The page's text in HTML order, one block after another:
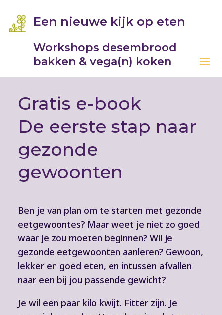
Een nieuwe kijk op eten
Workshops desembrood
bakken & vega(n) koken
Gratis e-book
De eerste stap naar
gezonde
gewoonten
Ben je van plan om te starten met gezonde
eetgewoontes? Maar weet je niet zo goed
waar je zou moeten beginnen? Wil je
gezonde eetgewoonten aanleren? Gewoon,
lekker en goed eten, en intussen afvallen
naar een bij jou passende gewicht?
Je wil een paar kilo kwijt. Fitter zijn. Je